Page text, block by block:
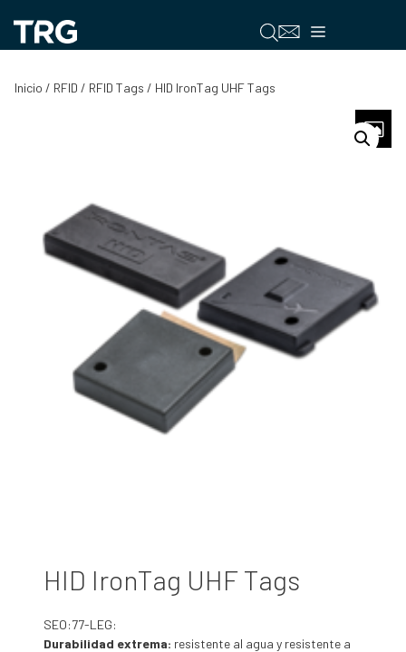
contenido
Menú
Inicio / RFID / RFID Tags / HID IronTag UHF Tags
HID IronTag UHF Tags
SEO:77-LEG:
Durabilidad extrema: resistente al agua y resistente a